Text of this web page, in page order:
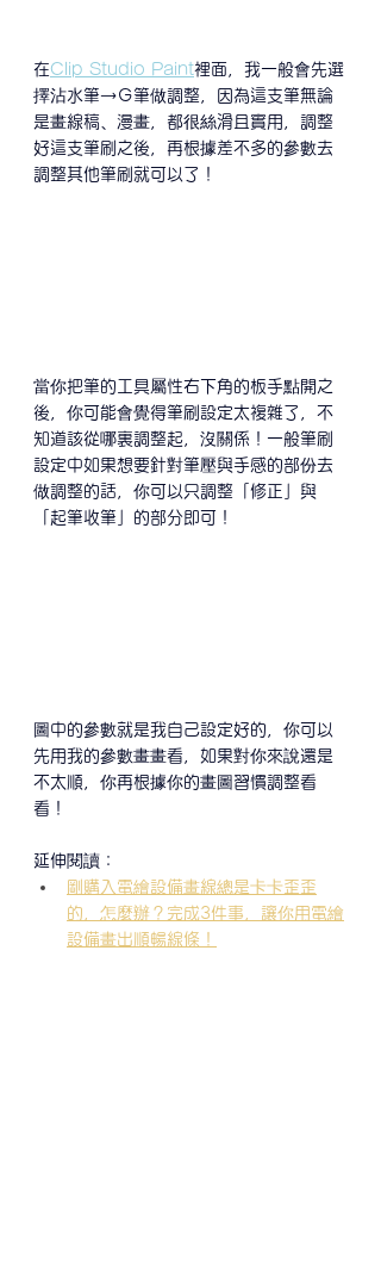
在Clip Studio Paint裡面，我一般會先選
擇沾水筆→Ｇ筆做調整，因為這支筆無論
是畫線稿、漫畫，都很絲滑且實用，調整
好這支筆刷之後，再根據差不多的參數去
調整其他筆刷就可以了！
當你把筆的工具屬性右下角的板手點開之
後，你可能會覺得筆刷設定太複雜了，不
知道該從哪裏調整起，沒關係！一般筆刷
設定中如果想要針對筆壓與手感的部份去
做調整的話，你可以只調整「修正」與
「起筆收筆」的部分即可！
圖中的參數就是我自己設定好的，你可以
先用我的參數畫畫看，如果對你來說還是
不太順，你再根據你的畫圖習慣調整看
看！
延伸閱讀：
剛購入電繪設備畫線總是卡卡歪歪
的，怎麼辦？完成3件事，讓你用電繪
設備畫出順暢線條！